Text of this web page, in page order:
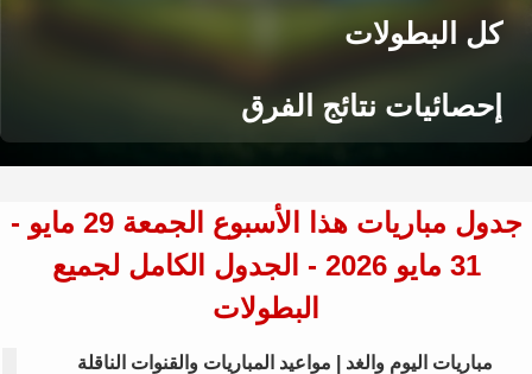
كل البطولات
إحصائيات نتائج الفرق
جدول مباريات هذا الأسبوع الجمعة 29 مايو -
31 مايو 2026 - الجدول الكامل لجميع
البطولات
مباريات اليوم والغد | مواعيد المباريات والقنوات الناقلة